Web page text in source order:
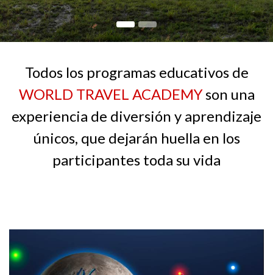
Todos los programas educativos de
WORLD TRAVEL ACADEMYson una
experiencia de diversión y aprendizaje
únicos, que dejarán huella en los
participantes toda su vida